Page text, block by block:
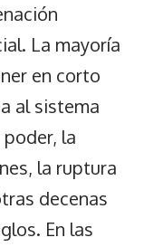
La mayoría
en corto
al sistema
la
la ruptura
decenas
En las